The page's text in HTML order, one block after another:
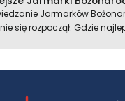
Jarmarków
się rozpoczął. Gdzie